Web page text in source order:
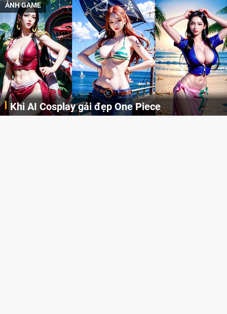
đẹp One Piece
ẢNH GAME
Cosplay